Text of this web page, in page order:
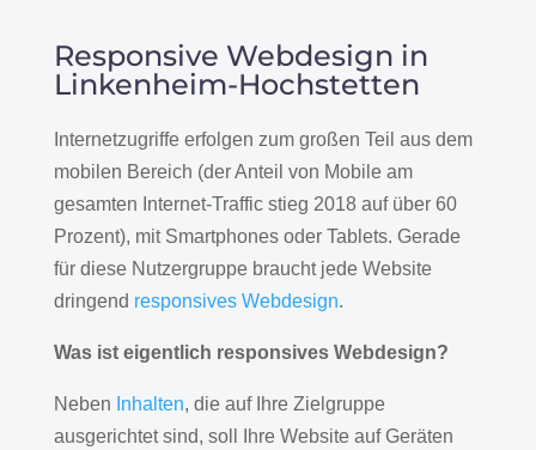
Responsive Webdesign in
Linkenheim-Hochstetten
Internetzugriffe erfolgen zum großen Teil aus dem
mobilen Bereich (der Anteil von Mobile am
gesamten Internet-Traffic stieg 2018 auf über 60
Prozent), mit Smartphones oder Tablets. Gerade
für diese Nutzergruppe braucht jede Website
dringend responsives Webdesign.
Was ist eigentlich responsives Webdesign?
Neben Inhalten, die auf Ihre Zielgruppe
ausgerichtet sind, soll Ihre Website auf Geräten